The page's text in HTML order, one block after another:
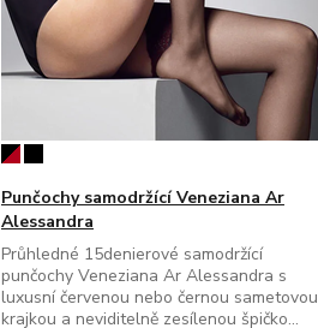
Punčochy samodržící Veneziana Ar
Alessandra
Průhledné 15denierové samodržící
punčochy Veneziana Ar Alessandra s
luxusní červenou nebo černou sametovou
krajkou a neviditelně zesílenou špičko...